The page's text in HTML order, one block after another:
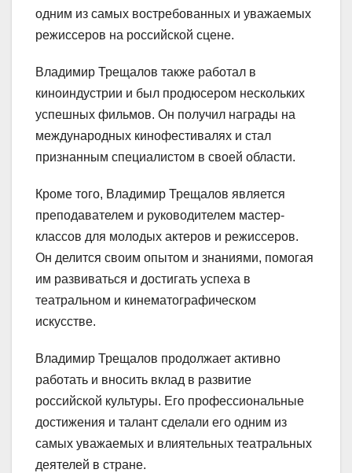
одним из самых востребованных и уважаемых
режиссеров на российской сцене.
Владимир Трещалов также работал в
киноиндустрии и был продюсером нескольких
успешных фильмов. Он получил награды на
международных кинофестивалях и стал
признанным специалистом в своей области.
Кроме того, Владимир Трещалов является
преподавателем и руководителем мастер-
классов для молодых актеров и режиссеров.
Он делится своим опытом и знаниями, помогая
им развиваться и достигать успеха в
театральном и кинематографическом
искусстве.
Владимир Трещалов продолжает активно
работать и вносить вклад в развитие
российской культуры. Его профессиональные
достижения и талант сделали его одним из
самых уважаемых и влиятельных театральных
деятелей в стране.